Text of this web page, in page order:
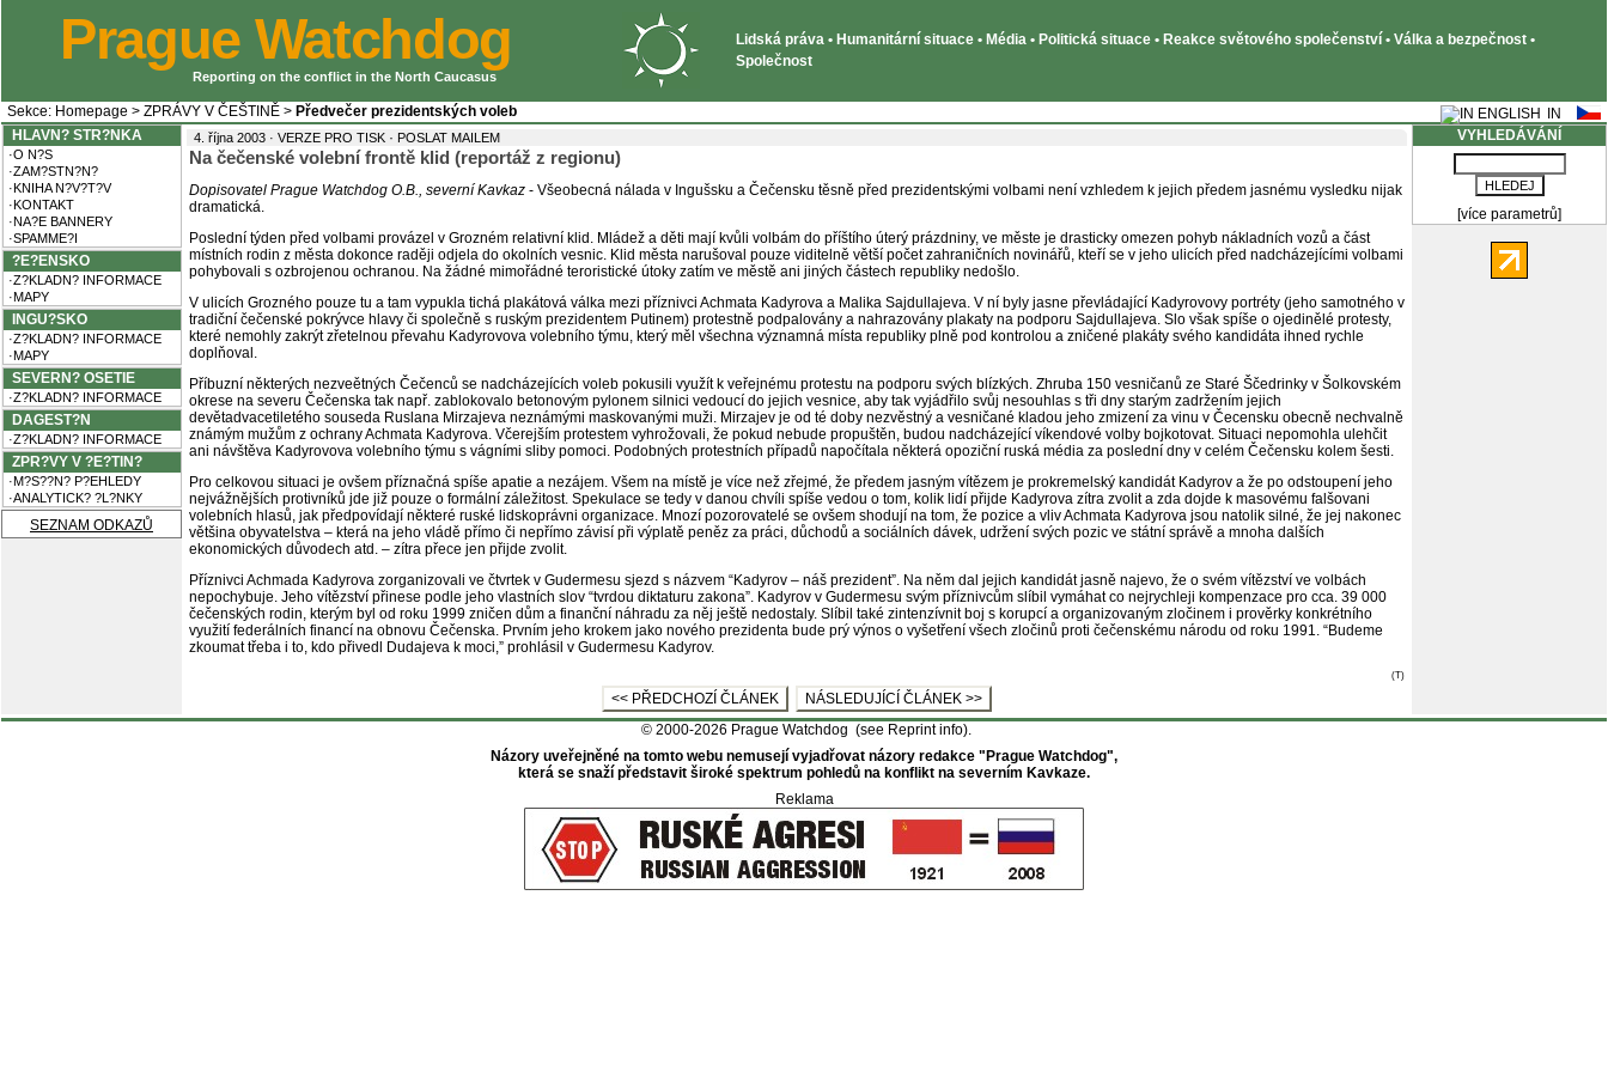
Prague Watchdog
Reporting on the conflict in the North Caucasus
Lidská práva • Humanitární situace • Média • Politická situace • Reakce světového společenství • Válka a bezpečnost •
Společnost
Sekce: Homepage > ZPRÁVY V ČEŠTINĚ > Předvečer prezidentských voleb
HLAVN? STR?NKA
·O N?S
·ZAM?STN?N?
·KNIHA N?V?T?V
·KONTAKT
·NA?E BANNERY
·SPAMME?I
?E?ENSKO
·Z?KLADN? INFORMACE
·MAPY
INGU?SKO
·Z?KLADN? INFORMACE
·MAPY
SEVERN? OSETIE
·Z?KLADN? INFORMACE
DAGEST?N
·Z?KLADN? INFORMACE
ZPR?VY V ?E?TIN?
·M?S??N? P?EHLEDY
·ANALYTICK? ?L?NKY
SEZNAM ODKAZŮ
4. října 2003 · VERZE PRO TISK · POSLAT MAILEM
Na čečenské volební frontě klid (reportáž z regionu)
Dopisovatel Prague Watchdog O.B., severní Kavkaz - Všeobecná nálada v Ingušsku a Čečensku těsně před prezidentskými volbami není vzhledem k jejich předem jasnému vysledku nijak
dramatická.
Poslední týden před volbami provázel v Grozném relativní klid. Mládež a děti mají kvůli volbám do příštího úterý prázdniny, ve měste je drasticky omezen pohyb nákladních vozů a část
místních rodin z města dokonce raději odjela do okolních vesnic. Klid města narušoval pouze viditelně větší počet zahraničních novinářů, kteří se v jeho ulicích před nadcházejícími volbami
pohybovali s ozbrojenou ochranou. Na žádné mimořádné teroristické útoky zatím ve městě ani jiných částech republiky nedošlo.
V ulicích Grozného pouze tu a tam vypukla tichá plakátová válka mezi příznivci Achmata Kadyrova a Malika Sajdullajeva. V ní byly jasne převládající Kadyrovovy portréty (jeho samotného v
tradiční čečenské pokrývce hlavy či společně s ruským prezidentem Putinem) protestně podpalovány a nahrazovány plakaty na podporu Sajdullajeva. Slo však spíše o ojedinělé protesty,
které nemohly zakrýt zřetelnou převahu Kadyrovova volebního týmu, který měl všechna významná místa republiky plně pod kontrolou a zničené plakáty svého kandidáta ihned rychle
doplňoval.
Příbuzní některých nezveětných Čečenců se nadcházejících voleb pokusili využít k veřejnému protestu na podporu svých blízkých. Zhruba 150 vesničanů ze Staré Ščedrinky v Šolkovském
okrese na severu Čečenska tak např. zablokovalo betonovým pylonem silnici vedoucí do jejich vesnice, aby tak vyjádřilo svůj nesouhlas s tři dny starým zadržením jejich
devětadvacetiletého souseda Ruslana Mirzajeva neznámými maskovanými muži. Mirzajev je od té doby nezvěstný a vesničané kladou jeho zmizení za vinu v Čecensku obecně nechvalně
známým mužům z ochrany Achmata Kadyrova. Včerejším protestem vyhrožovali, že pokud nebude propuštěn, budou nadcházející víkendové volby bojkotovat. Situaci nepomohla ulehčit
ani návštěva Kadyrovova volebního týmu s vágními sliby pomoci. Podobných protestních případů napočítala některá opoziční ruská média za poslední dny v celém Čečensku kolem šesti.
Pro celkovou situaci je ovšem příznačná spíše apatie a nezájem. Všem na místě je více než zřejmé, že předem jasným vítězem je prokremelský kandidát Kadyrov a že po odstoupení jeho
nejvážnějších protivníků jde již pouze o formální záležitost. Spekulace se tedy v danou chvíli spíše vedou o tom, kolik lidí přijde Kadyrova zítra zvolit a zda dojde k masovému falšovani
volebních hlasů, jak předpovídají některé ruské lidskoprávni organizace. Mnozí pozorovatelé se ovšem shodují na tom, že pozice a vliv Achmata Kadyrova jsou natolik silné, že jej nakonec
většina obyvatelstva – která na jeho vládě přímo či nepřímo závisí při výplatě peněz za práci, důchodů a sociálních dávek, udržení svých pozic ve státní správě a mnoha dalších
ekonomických důvodech atd. – zítra přece jen přijde zvolit.
Příznivci Achmada Kadyrova zorganizovali ve čtvrtek v Gudermesu sjezd s názvem “Kadyrov – náš prezident”. Na něm dal jejich kandidát jasně najevo, že o svém vítězství ve volbách
nepochybuje. Jeho vítězství přinese podle jeho vlastních slov “tvrdou diktaturu zakona”. Kadyrov v Gudermesu svým příznivcům slíbil vymáhat co nejrychleji kompenzace pro cca. 39 000
čečenských rodin, kterým byl od roku 1999 zničen dům a finanční náhradu za něj ještě nedostaly. Slíbil také zintenzívnit boj s korupcí a organizovaným zločinem i prověrky konkrétního
využití federálních financí na obnovu Čečenska. Prvním jeho krokem jako nového prezidenta bude prý výnos o vyšetření všech zločinů proti čečenskému národu od roku 1991. “Budeme
zkoumat třeba i to, kdo přivedl Dudajeva k moci,” prohlásil v Gudermesu Kadyrov.
(T)
<< PŘEDCHOZÍ ČLÁNEK NÁSLEDUJÍCÍ ČLÁNEK >>
VYHLEDÁVÁNÍ
[více parametrů]
© 2000-2026 Prague Watchdog (see Reprint info).
Názory uveřejněné na tomto webu nemusejí vyjadřovat názory redakce "Prague Watchdog",
která se snaží představit široké spektrum pohledů na konflikt na severním Kavkaze.
Reklama